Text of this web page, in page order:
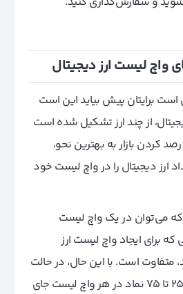
واچ لیست ارز دیجیتال
برایتان پیش بیاید این است
از چند ارز تشکیل شده است
کردن بازار به بهترین نحو،
ارز دیجیتال را در واچ لیست خود
که می‌توان در یک واچ لیست
که برای ایجاد واچ لیست ارز
متفاوت است. با این حال، در حالت
کلی معمولاً بین حدود ۲۵ تا ۷۵ نماد در هر واچ لیست جای